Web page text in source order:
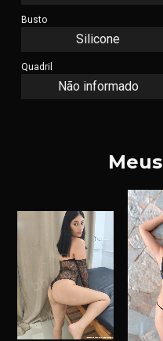
Busto
Silicone
Quadril
Não informado
Meus